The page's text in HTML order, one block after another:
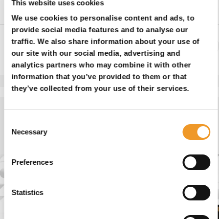
This website uses cookies
We use cookies to personalise content and ads, to
provide social media features and to analyse our
traffic. We also share information about your use of
our site with our social media, advertising and
analytics partners who may combine it with other
information that you’ve provided to them or that
they’ve collected from your use of their services.
Selection
Necessary
Preferences
Statistics
Draadmaat d M10
Delen:
Onze Oplossingen Wereldwijd
Vertrouwd voor Kwaliteit & Innovatie